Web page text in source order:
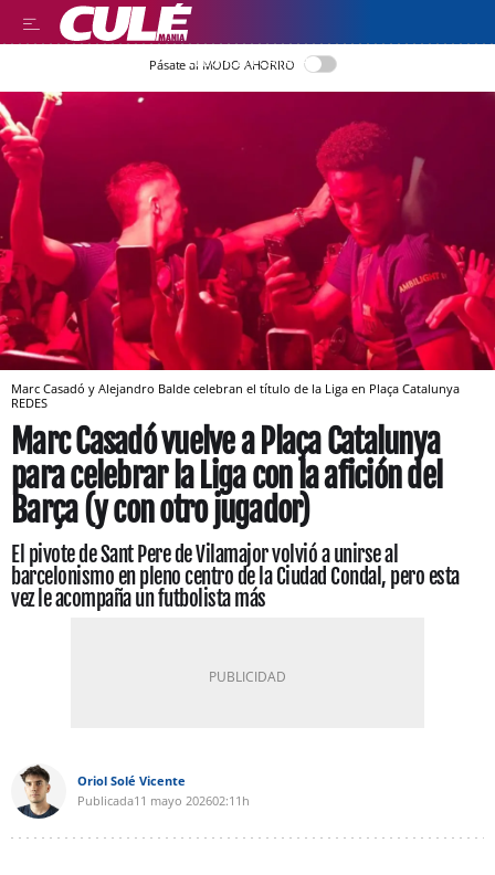
LLEGIR EN CATALÀ
Pásate al MODO AHORRO
Marc Casadó y Alejandro Balde celebran el título de la Liga en Plaça Catalunya
REDES
Marc Casadó vuelve a Plaça Catalunya
para celebrar la Liga con la afición del
Barça (y con otro jugador)
El pivote de Sant Pere de Vilamajor volvió a unirse al
barcelonismo en pleno centro de la Ciudad Condal, pero esta
vez le acompaña un futbolista más
Oriol Solé Vicente
Publicada11 mayo 202602:11h